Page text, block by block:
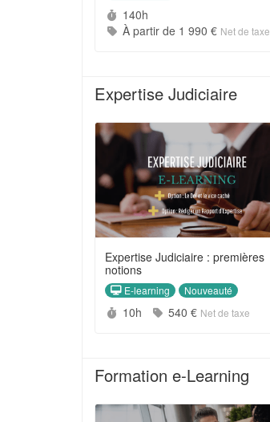
Durée :
140h
Prix :
À partir de 1 990 € Net de taxe
Expertise Judiciaire
Expertise Judiciaire : premières
notions
E-learning Nouveauté
Durée :
10h Prix :
540 € Net de taxe
Formation e-Learning